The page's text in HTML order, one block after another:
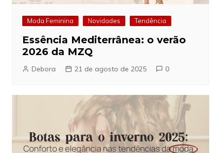
Moda Feminina Novidades Tendência
Essência Mediterrânea: o verão
2026 da MZQ
Debora 21 de agosto de 2025 0